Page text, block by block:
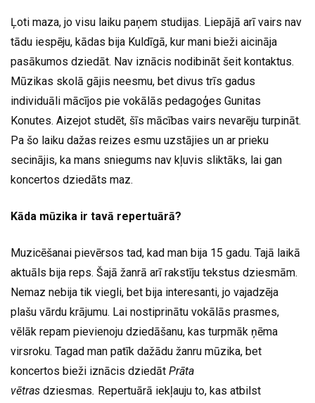
Ļoti maza, jo visu laiku paņem studijas. Liepājā arī vairs nav
tādu iespēju, kādas bija Kuldīgā, kur mani bieži aicināja
pasākumos dziedāt. Nav iznācis nodibināt šeit kontaktus.
Mūzikas skolā gājis neesmu, bet divus trīs gadus
individuāli mācījos pie vokālās pedagoģes Gunitas
Konutes. Aizejot studēt, šīs mācības vairs nevarēju turpināt.
Pa šo laiku dažas reizes esmu uzstājies un ar prieku
secinājis, ka mans sniegums nav kļuvis sliktāks, lai gan
koncertos dziedāts maz.
Kāda mūzika ir tavā repertuārā?
Muzicēšanai pievērsos tad, kad man bija 15 gadu. Tajā laikā
aktuāls bija reps. Šajā žanrā arī rakstīju tekstus dziesmām.
Nemaz nebija tik viegli, bet bija interesanti, jo vajadzēja
plašu vārdu krājumu. Lai nostiprinātu vokālās prasmes,
vēlāk repam pievienoju dziedāšanu, kas turpmāk ņēma
virsroku. Tagad man patīk dažādu žanru mūzika, bet
koncertos bieži iznācis dziedāt Prāta
vētras dziesmas. Repertuārā iekļauju to, kas atbilst